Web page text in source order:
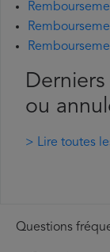
ou
> Lire toutes
Questions